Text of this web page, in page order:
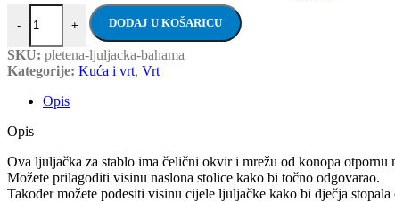
-
Pletena ljuljačka Bahama, crna/smeđa količina
+ DODAJ U KOŠARICU
SKU: pletena-ljuljacka-bahama
Kategorije: Kuća i vrt, Vrt
Opis
Opis
Ova ljuljačka za stablo ima čelični okvir i mrežu od konopa otpornu
Možete prilagoditi visinu naslona stolice kako bi točno odgovarao.
Također možete podesiti visinu cijele ljuljačke kako bi dječja